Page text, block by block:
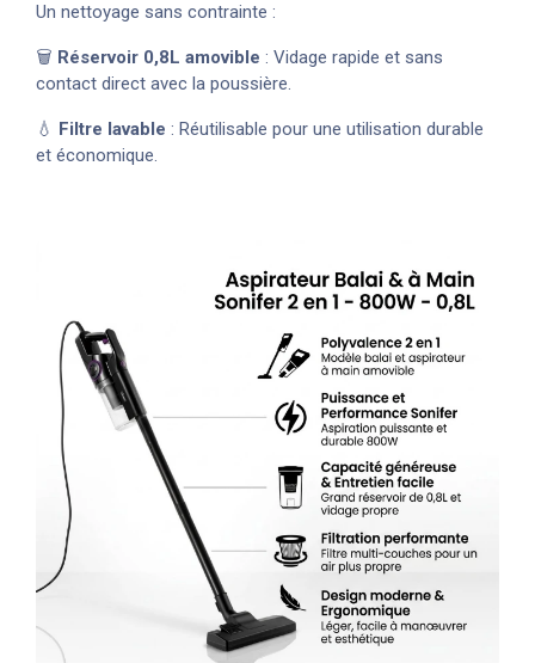
Un nettoyage sans contrainte :
🗑️ Réservoir 0,8L amovible : Vidage rapide et sans
contact direct avec la poussière.
💧 Filtre lavable : Réutilisable pour une utilisation durable
et économique.